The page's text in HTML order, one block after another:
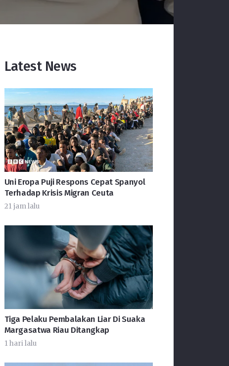
Latest News
Uni Eropa Puji Respons Cepat Spanyol
Terhadap Krisis Migran Ceuta
21 jam lalu
Tiga Pelaku Pembalakan Liar Di Suaka
Margasatwa Riau Ditangkap
1 hari lalu